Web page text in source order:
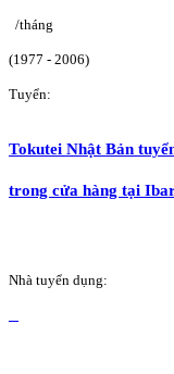
/tháng
(1977 - 2006)
Tuyển:
Tokutei Nhật Bản
trong cửa hàng tại
Nhà tuyển dụng: